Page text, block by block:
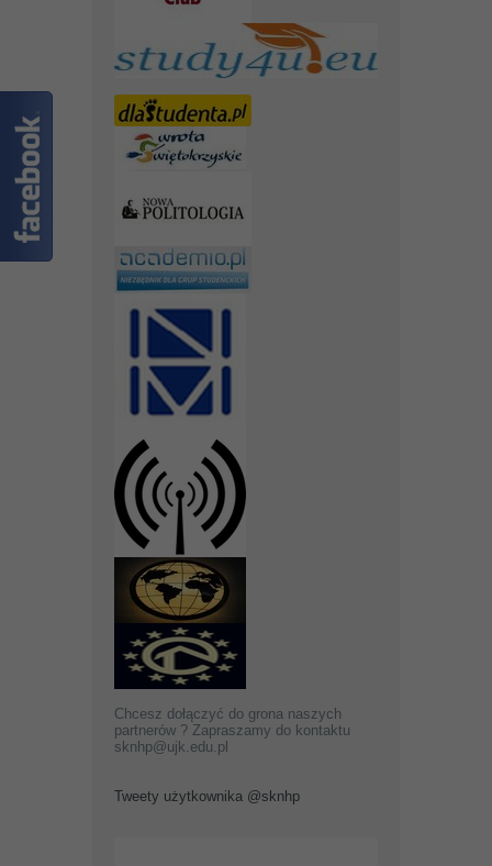
Chcesz dołączyć do grona naszych
partnerów ? Zapraszamy do kontaktu
sknhp@ujk.edu.pl
Tweety użytkownika @sknhp